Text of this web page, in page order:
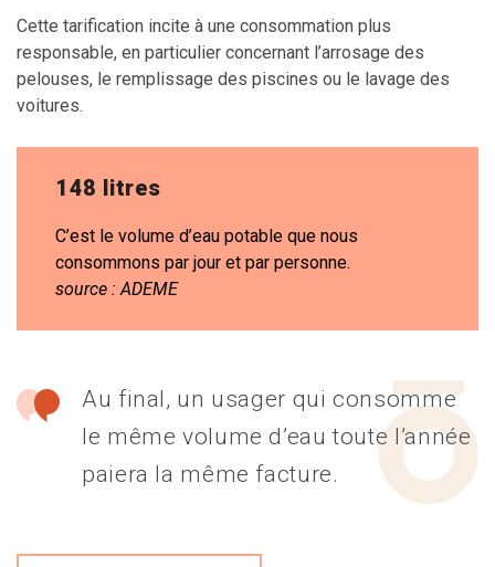
Cette tarification incite à une consommation plus
responsable, en particulier concernant l’arrosage des
pelouses, le remplissage des piscines ou le lavage des
voitures.
148 litres
C’est le volume d’eau potable que nous
consommons par jour et par personne.
source : ADEME
Au final, un usager qui consomme
le même volume d’eau toute l’année
paiera la même facture.